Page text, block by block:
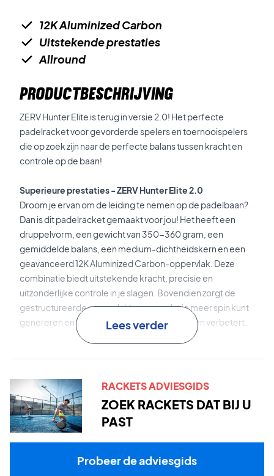
12K Aluminized Carbon
Uitstekende prestaties
Allround
PRODUCTBESCHRIJVING
ZERV Hunter Elite is terug in versie 2.0! Het perfecte
padelracket voor gevorderde spelers en toernooispelers
die op zoek zijn naar de perfecte balans tussen kracht en
controle op de baan!
Superieure prestaties - ZERV Hunter Elite 2.0
Droom je ervan om de leiding te nemen op de padelbaan?
Dan is dit padelracket gemaakt voor jou! Het heeft een
druppelvorm, een gewicht van 350-360 gram, een
gemiddelde balans, een medium-dichtheidskern en een
geavanceerd 12K Aluminized Carbon-oppervlak. Deze
combinatie biedt uitstekende kracht, precisie en
uitzonderlijke controle in je slagen. Bovendien zorgt de
gestructureerde oppervlakte ervoor dat je meer spin kunt
genereren en de nauwkeurigheid van je slagen verbetert.
racketoppervlak. Dit resulteert in een stijf oppervlak dat
niet wordt beïnvloed door temperaturen.
Black Pro EVAis de medium-dichtheidskern die een
voor krachtige slagen.
Lees verder
RACKETS ADVIESGIDS
ZOEK RACKETS DAT BIJ U
PAST
Probeer de adviesgids